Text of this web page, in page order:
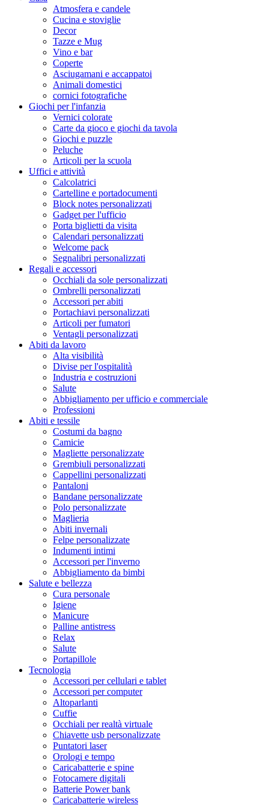
Atmosfera e candele
Cucina e stoviglie
Decor
Tazze e Mug
Vino e bar
Coperte
Asciugamani e accappatoi
Animali domestici
cornici fotografiche
Giochi per l'infanzia
Vernici colorate
Carte da gioco e giochi da tavola
Giochi e puzzle
Peluche
Articoli per la scuola
Uffici e attività
Calcolatrici
Cartelline e portadocumenti
Block notes personalizzati
Gadget per l'ufficio
Porta biglietti da visita
Calendari personalizzati
Welcome pack
Segnalibri personalizzati
Regali e accessori
Occhiali da sole personalizzati
Ombrelli personalizzati
Accessori per abiti
Portachiavi personalizzati
Articoli per fumatori
Ventagli personalizzati
Abiti da lavoro
Alta visibilità
Divise per l'ospitalità
Industria e costruzioni
Salute
Abbigliamento per ufficio e commerciale
Professioni
Abiti e tessile
Costumi da bagno
Camicie
Magliette personalizzate
Grembiuli personalizzati
Cappellini personalizzati
Pantaloni
Bandane personalizzate
Polo personalizzate
Maglieria
Abiti invernali
Felpe personalizzate
Indumenti intimi
Accessori per l'inverno
Abbigliamento da bimbi
Salute e bellezza
Cura personale
Igiene
Manicure
Palline antistress
Relax
Salute
Portapillole
Tecnologia
Accessori per cellulari e tablet
Accessori per computer
Altoparlanti
Cuffie
Occhiali per realtà virtuale
Chiavette usb personalizzate
Puntatori laser
Orologi e tempo
Caricabatterie e spine
Fotocamere digitali
Batterie Power bank
Caricabatterie wireless